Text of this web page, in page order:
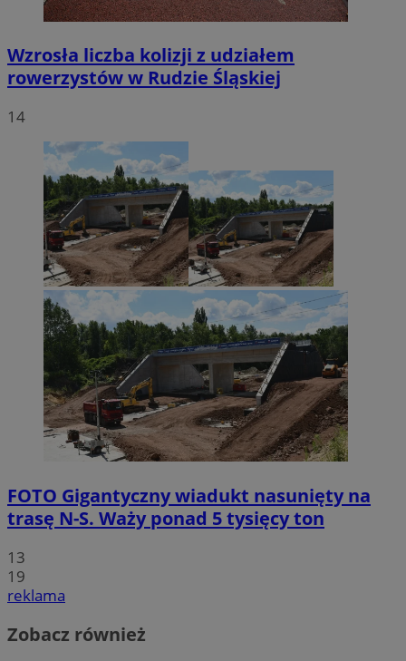
Wzrosła liczba kolizji z udziałem
rowerzystów w Rudzie Śląskiej
14
FOTO Gigantyczny wiadukt nasunięty na
trasę N-S. Waży ponad 5 tysięcy ton
13
19
reklama
Zobacz również